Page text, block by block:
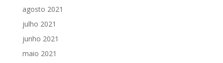
agosto 2021
julho 2021
junho 2021
maio 2021